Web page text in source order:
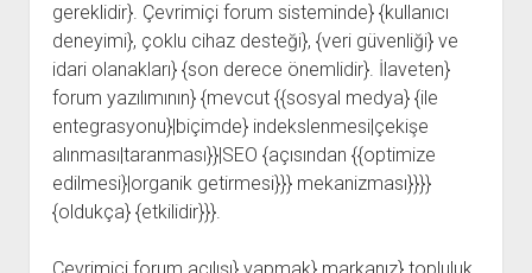
gereklidir}. Çevrimiçi forum sisteminde} {kullanıcı
deneyimi}, çoklu cihaz desteği}, {veri güvenliği} ve
idari olanakları} {son derece önemlidir}. İlaveten}
forum yazılımının} {mevcut {{sosyal medya} {ile
entegrasyonu}|biçimde} indekslenmesi|çekişe
alınması|taranması}}|SEO {açısından {{optimize
edilmesi}|organik getirmesi}}} mekanizması}}}}
{oldukça} {etkilidir}}}.